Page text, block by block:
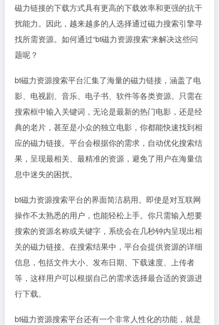
磁力链接的下载方式具有更高的下载效率和更强的抗干
扰能力。因此，越来越多的人选择通过磁力搜索引擎寻
找所需资源。如何通过“bt磁力资源搜索”来解决这些问
题呢？
bt磁力资源搜索平台汇集了海量的磁力链接 ，涵盖了电
影、电视剧、音乐、电子书、软件等各类资源。只需在
搜索框中输入关键词，无论是最新的热门电影，还是经
典的老片，甚至是小众的独立电影，你都能快速找到相
应的磁力链接。平台会根据你的需求，自动优化搜索结
果，呈现最相关、最精准的资源，避免了用户在海量信
息中迷失的困扰。
bt磁力资源搜索平台的界面简洁易用。即使是对互联网
操作不太熟悉的用户，也能轻松上手。你只需输入想要
搜索的资源名称或关键字，系统会在几秒钟内呈现出相
关的磁力链接。在搜索结果中，平台会提供资源的详细
信息，包括文件大小、发布日期、下载速度、上传者
等，这样用户可以根据自己的需求选择最合适的资源进
行下载。
bt磁力资源搜索平台还有一个非常人性化的功能，就是